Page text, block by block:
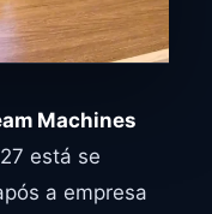
Machines
está se
a empresa